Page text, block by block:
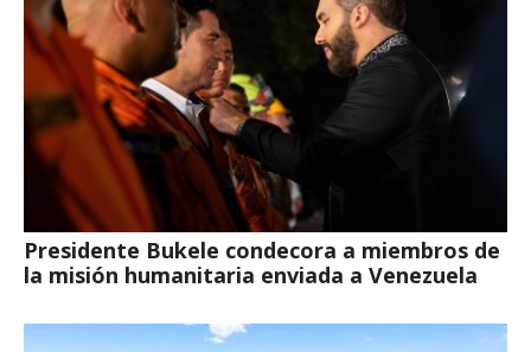
Presidente Bukele condecora a miembros de
la misión humanitaria enviada a Venezuela